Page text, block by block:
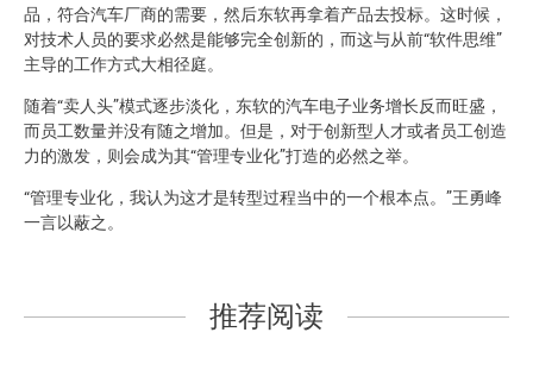
品，符合汽车厂商的需要，然后东软再拿着产品去投标。这时候，
对技术人员的要求必然是能够完全创新的，而这与从前“软件思维”
主导的工作方式大相径庭。
随着“卖人头”模式逐步淡化，东软的汽车电子业务增长反而旺盛，
而员工数量并没有随之增加。但是，对于创新型人才或者员工创造
力的激发，则会成为其“管理专业化”打造的必然之举。
“管理专业化，我认为这才是转型过程当中的一个根本点。”王勇峰
一言以蔽之。
推荐阅读